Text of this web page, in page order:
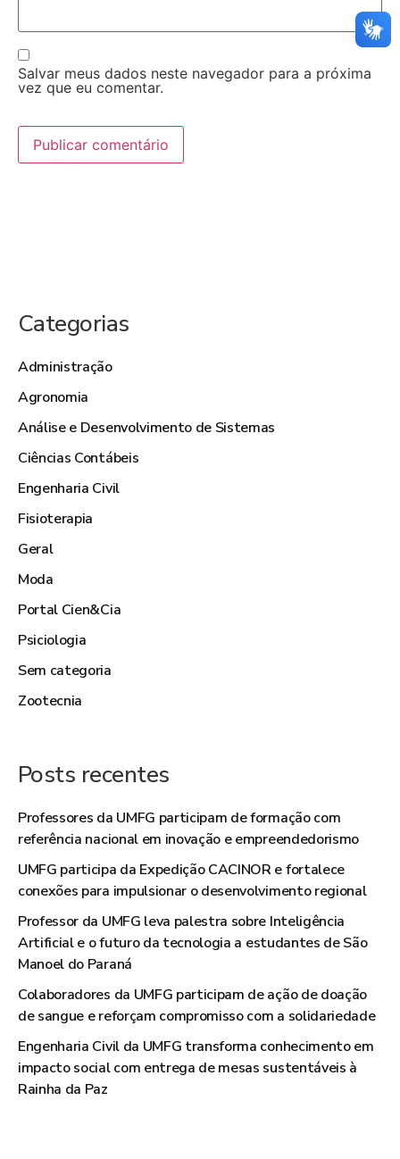
Salvar meus dados neste navegador para a próxima
vez que eu comentar.
Categorias
Administração
Agronomia
Análise e Desenvolvimento de Sistemas
Ciências Contábeis
Engenharia Civil
Fisioterapia
Geral
Moda
Portal Cien&Cia
Psiciologia
Sem categoria
Zootecnia
Posts recentes
Professores da UMFG participam de formação com
referência nacional em inovação e empreendedorismo
UMFG participa da Expedição CACINOR e fortalece
conexões para impulsionar o desenvolvimento regional
Professor da UMFG leva palestra sobre Inteligência
Artificial e o futuro da tecnologia a estudantes de São
Manoel do Paraná
Colaboradores da UMFG participam de ação de doação
de sangue e reforçam compromisso com a solidariedade
Engenharia Civil da UMFG transforma conhecimento em
impacto social com entrega de mesas sustentáveis à
Rainha da Paz